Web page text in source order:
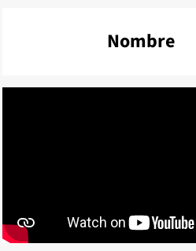
Nombre